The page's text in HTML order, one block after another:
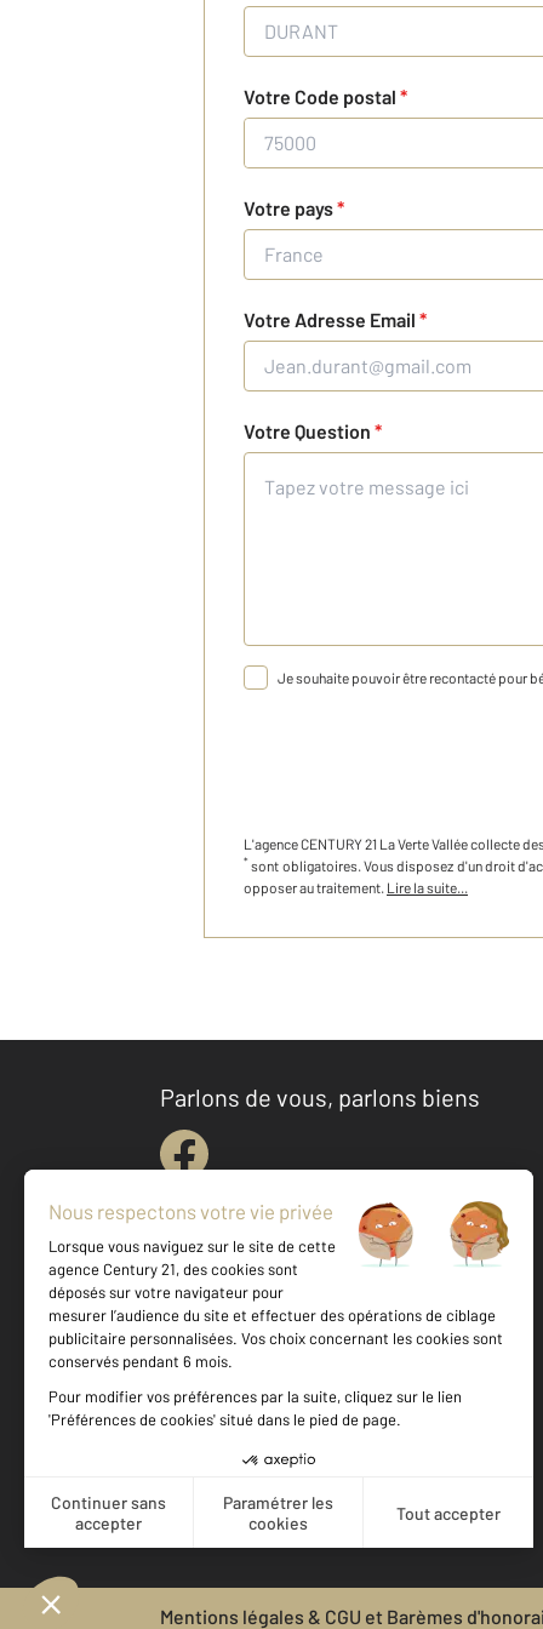
Votre Code postal *
Votre pays*
Votre Adresse Email *
Votre Question *
Je souhaite pouvoir être recontacté pour
L'agenceCENTURY 21 La Verte Valléecollecte
* sont obligatoires. Vous disposez d'un droit
opposer au traitement. Lire la suite...
Parlons de vous, parlons biens
Votre agence est notée
Achat
Location
Mentions légales & CGU et Barèmes